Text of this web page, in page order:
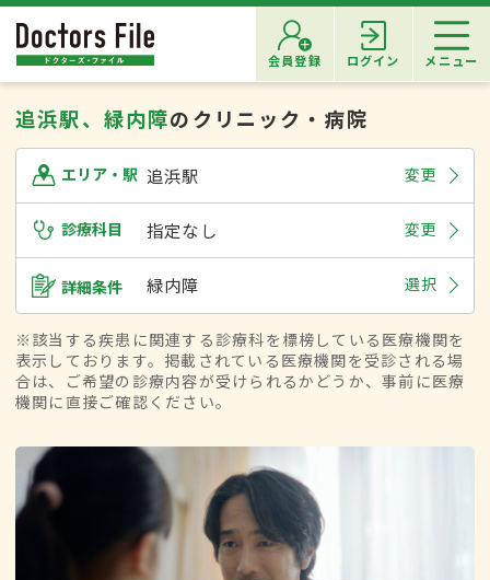
会員登録 ログイン メニュー
追浜駅、緑内障のクリニック・病院
エリア・駅 追浜駅 変更
診療科目 指定なし 変更
詳細条件 緑内障 選択
※該当する疾患に関連する診療科を標榜している医療機関を
表示しております。掲載されている医療機関を受診される場
合は、ご希望の診療内容が受けられるかどうか、事前に医療
機関に直接ご確認ください。